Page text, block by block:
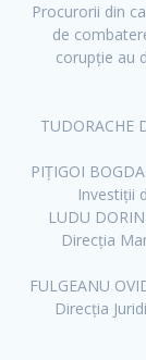
Procurorii din
de
corupție au
TUDORACHE
PIȚIGOI
Investiții
LUDU
Direcția
FULGEANU
Direcția